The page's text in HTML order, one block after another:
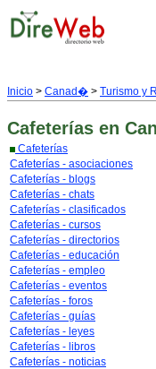
Inicio > Canad� > Turismo y
Cafeterías en
Cafeterías
Cafeterías - asociaciones
Cafeterías - blogs
Cafeterías - chats
Cafeterías - clasificados
Cafeterías - cursos
Cafeterías - directorios
Cafeterías - educación
Cafeterías - empleo
Cafeterías - eventos
Cafeterías - foros
Cafeterías - guías
Cafeterías - leyes
Cafeterías - libros
Cafeterías - noticias